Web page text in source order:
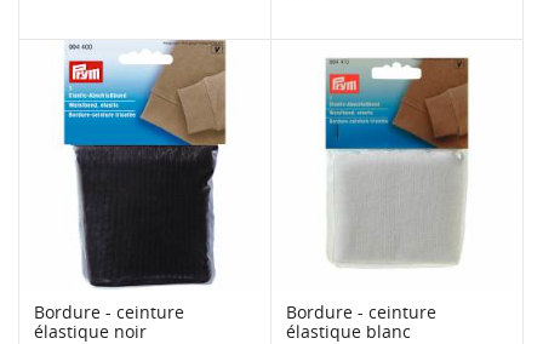
Bordure - ceinture
élastique noir
Bordure - ceinture
élastique blanc